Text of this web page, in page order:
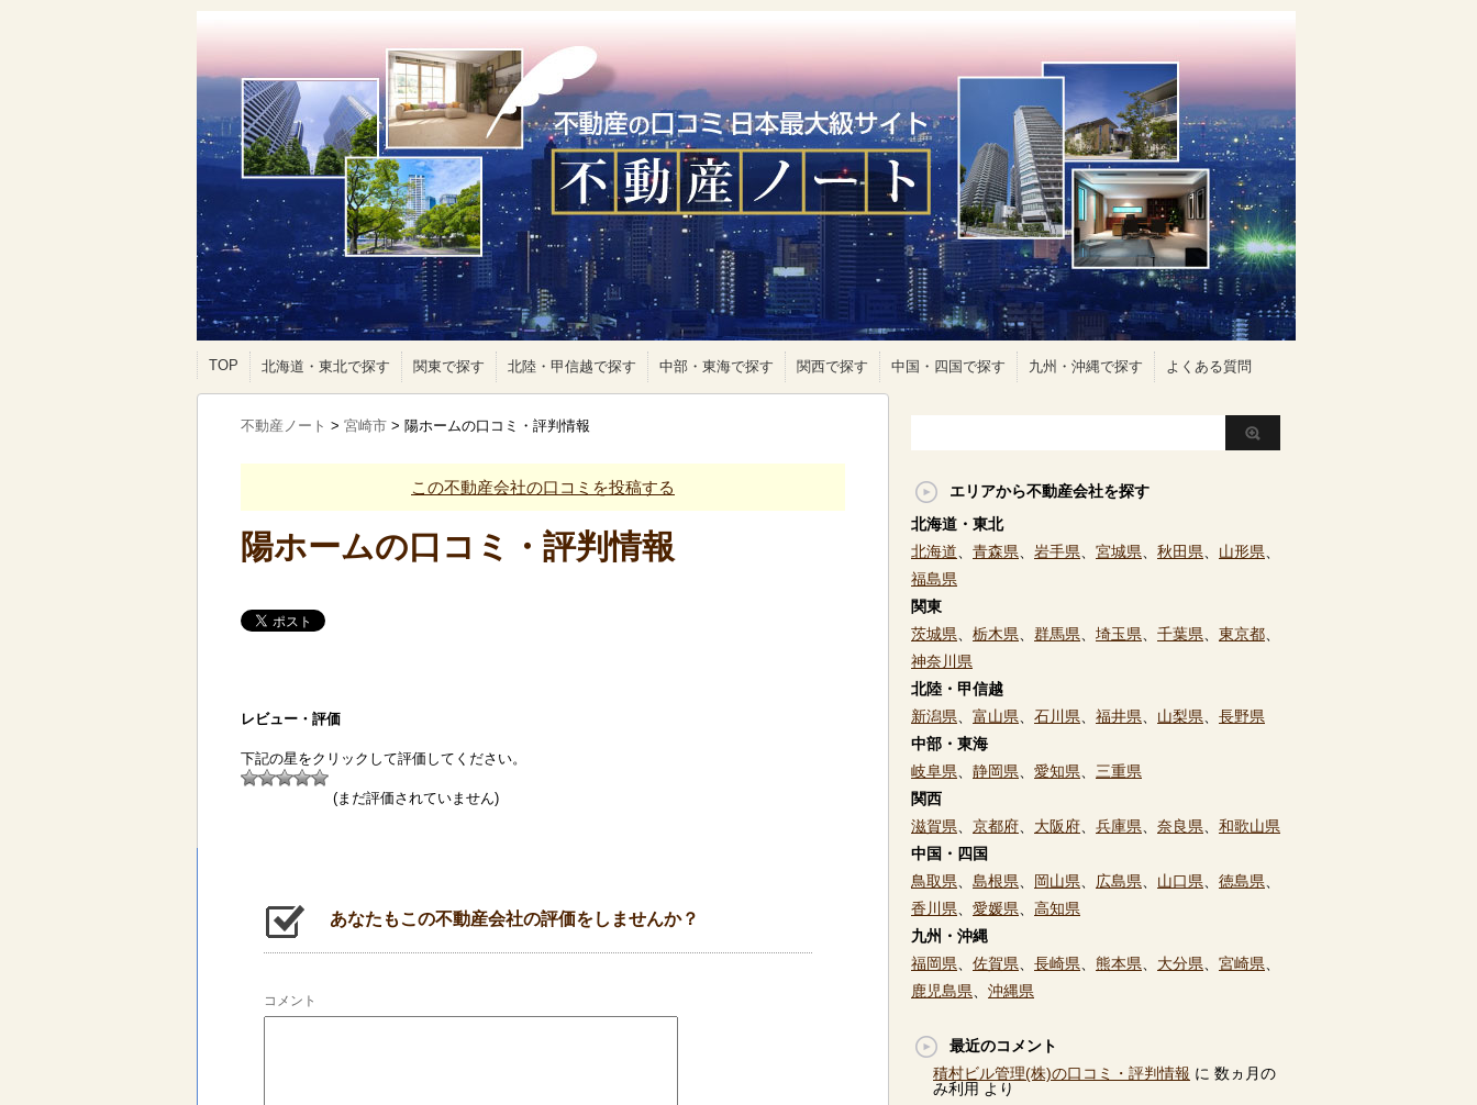
TOP 北海道・東北で探す 関東で探す 北陸・甲信越で探す 中部・東海で探す 関西で探す 中国・四国で探す 九州・沖縄で探す よくある質問
不動産ノート > 宮崎市 > 陽ホームの口コミ・評判情報
この不動産会社の口コミを投稿する
陽ホームの口コミ・評判情報
レビュー・評価
下記の星をクリックして評価してください。
(まだ評価されていません)
あなたもこの不動産会社の評価をしませんか？
コメント
エリアから不動産会社を探す
北海道・東北
北海道
青森県 岩手県 宮城県 秋田県 山形県
福島県
関東
茨城県
栃木県 群馬県 埼玉県 千葉県 東京都
神奈川県
北陸・甲信越
新潟県
富山県 石川県 福井県 山梨県
長野県
中部・東海
岐阜県
静岡県 愛知県
三重県
関西
滋賀県
京都府 大阪府 兵庫県 奈良県
和歌山県
中国・四国
鳥取県
島根県 岡山県 広島県 山口県 徳島県
香川県
愛媛県
高知県
九州・沖縄
福岡県
佐賀県 長崎県 熊本県 大分県 宮崎県
鹿児島県
沖縄県
最近のコメント
積村ビル管理(株)の口コミ・評判情報 に 数ヵ月の
み利用 より